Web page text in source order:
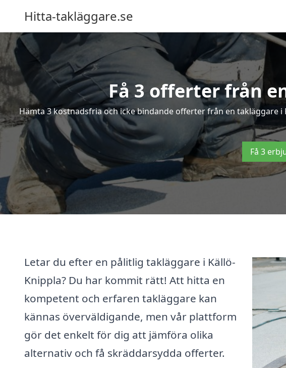
Hitta-takläggare.se
Få 3 offerter från
Hämta 3 kostnadsfria och icke bindande offerter från en takläggare
Få 3
Letar du efter en pålitlig takläggare i Källö-
Knippla? Du har kommit rätt! Att hitta en
kompetent och erfaren takläggare kan
kännas överväldigande, men vår plattform
gör det enkelt för dig att jämföra olika
alternativ och få skräddarsydda offerter.